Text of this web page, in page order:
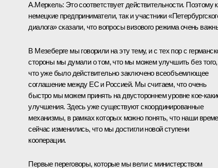
А.Меркель: Это соответствует действительности. Поэтому
немецкие предприниматели, так и участники
диалога» сказали, что вопросы визового режима очень
В Мезеберге мы говорили на эту тему, и с тех пор с
стороны мы думали о том, что мы можем улучшить без того,
что уже было действительно заключено всеобъемлющее
соглашение между ЕС и Россией. Мы считаем, что очень
быстро мы можем принять на двустороннем уровне
улучшения. Здесь уже существуют скоординированные
механизмы, в рамках которых можно понять, что наши
сейчас изменились, что мы достигли новой ступени
кооперации.
Первые переговоры, которые мы вели с министерством